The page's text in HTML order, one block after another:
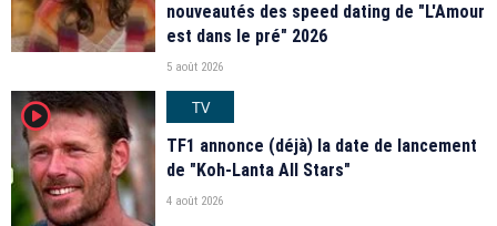
nouveautés des speed dating de "L'Amour
est dans le pré" 2026
5 août 2026
player2
TV
TF1 annonce (déjà) la date de lancement
de "Koh-Lanta All Stars"
4 août 2026